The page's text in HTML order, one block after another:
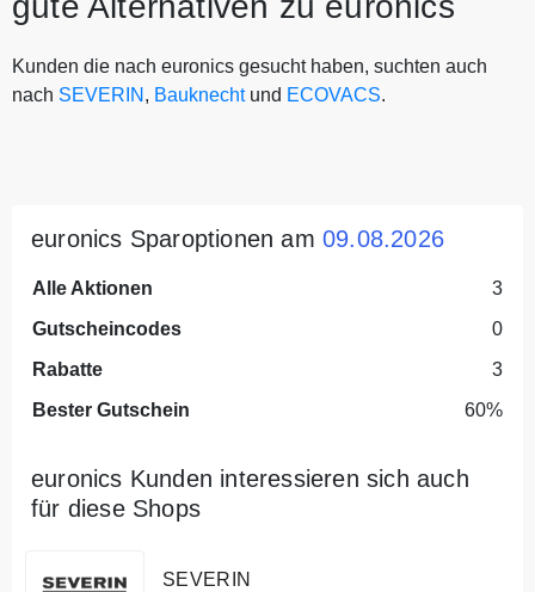
Kunden die nach euronics gesucht haben, suchten auch
nach SEVERIN , Bauknechtund ECOVACS.
euronics Sparoptionen am 09.08.2026
Alle Aktionen
3
Gutscheincodes
0
Rabatte
3
Bester Gutschein
60%
euronics Kunden interessieren sich auch
für diese Shops
SEVERIN